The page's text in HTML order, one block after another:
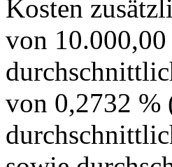
Kosten
von
von 0,2732 %